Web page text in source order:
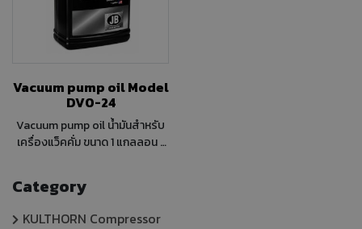
Category
KULTHORN Compressor
Vacuum pump oil Model
DV0-24
Vacuum pump oil น้ำมันสำหรับ
เครื่องแว็คคั่ม ขนาด 1 แกลลอน (